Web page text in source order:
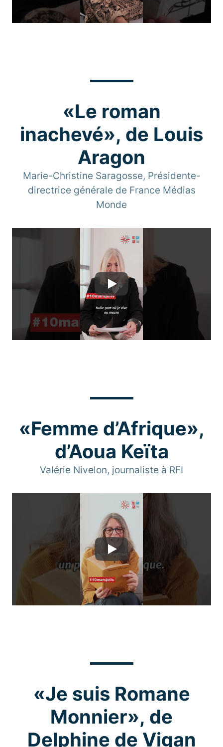
«Le roman
inachevé», de Louis
Aragon
Marie-Christine Saragosse, Présidente-
directrice générale de France Médias
Monde
Play
«Femme d’Afrique»,
d’Aoua Keïta
Valérie Nivelon, journaliste à RFI
Play
«Je suis Romane
Monnier», de
Delphine de Vigan